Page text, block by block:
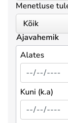
Menetluse
Ajavahemik
Alates
Kuni (k.a)